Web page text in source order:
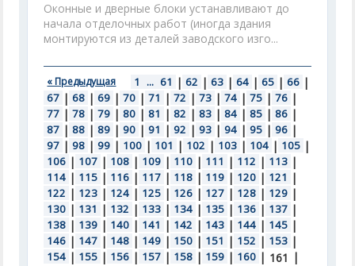
Оконные и дверные блоки устанавливают до
начала отделочных работ (иногда здания
монтируются из деталей заводского изго...
« Предыдущая 1 ... 61 | 62 | 63 | 64 | 65 | 66 |
67 | 68 | 69 | 70 | 71 | 72 | 73 | 74 | 75 | 76 |
77 | 78 | 79 | 80 | 81 | 82 | 83 | 84 | 85 | 86 |
87 | 88 | 89 | 90 | 91 | 92 | 93 | 94 | 95 | 96 |
97 | 98 | 99 | 100 | 101 | 102 | 103 | 104 | 105 |
106 | 107 | 108 | 109 | 110 | 111 | 112 | 113 |
114 | 115 | 116 | 117 | 118 | 119 | 120 | 121 |
122 | 123 | 124 | 125 | 126 | 127 | 128 | 129 |
130 | 131 | 132 | 133 | 134 | 135 | 136 | 137 |
138 | 139 | 140 | 141 | 142 | 143 | 144 | 145 |
146 | 147 | 148 | 149 | 150 | 151 | 152 | 153 |
154 | 155 | 156 | 157 | 158 | 159 | 160 | 161 |